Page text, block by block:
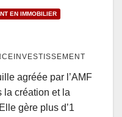
EN IMMOBILIER
agréée par l’AMF
la création et la
gère plus d’1